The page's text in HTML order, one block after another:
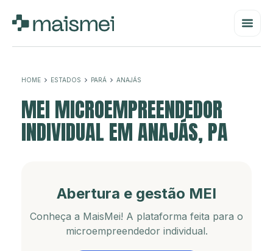
HOME ESTADOS PARÁ ANAJÁS
MEI MICROEMPREENDEDOR
INDIVIDUAL EM ANAJÁS, PA
Abertura e gestão MEI
Conheça a MaisMei! A plataforma feita para o
microempreendedor individual.